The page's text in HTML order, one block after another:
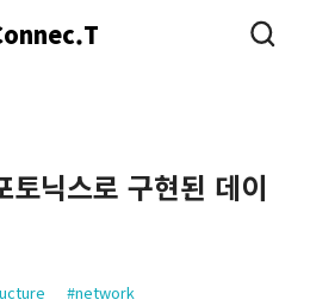
#ai
닉스로 구현된 데이
#network